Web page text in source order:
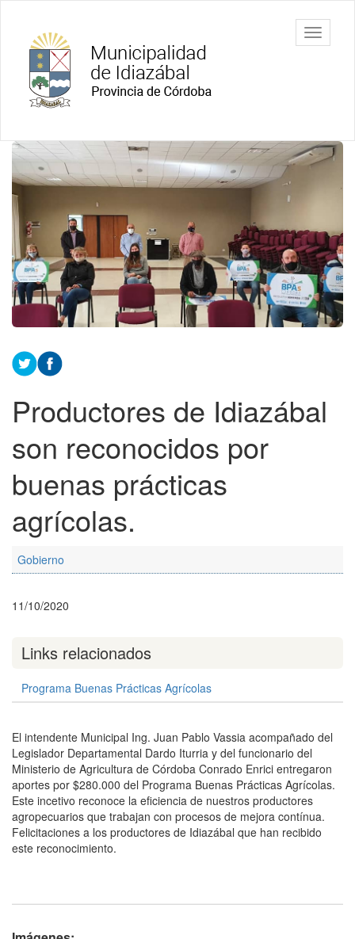
contenido
principal
Municipalidad
de Idiazábal
barra
Contenido
principal
Productores de Idiazábal
son reconocidos por
buenas prácticas
agrícolas.
Gobierno
11/10/2020
Links relacionados
Programa Buenas Prácticas Agrícolas
El intendente Municipal Ing. Juan Pablo Vassia acompañado del
Legislador Departamental Dardo Iturria y del funcionario del
Ministerio de Agricultura de Córdoba Conrado Enrici entregaron
aportes por $280.000 del Programa Buenas Prácticas Agrícolas.
Este incetivo reconoce la eficiencia de nuestros productores
agropecuarios que trabajan con procesos de mejora contínua.
Felicitaciones a los productores de Idiazábal que han recibido
este reconocimiento.